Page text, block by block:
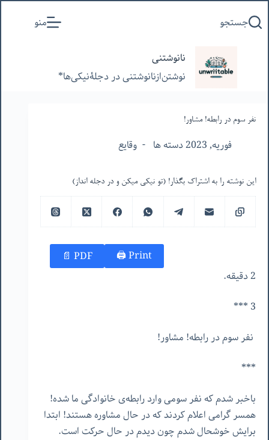
به
جستجو منو
نانوشتنی
نوشتن‌از‌نانوشتنی‌ در‌ دجلۀنیکی‌ها*
نفر سوم در رابطه! مشاور!
فوریه, 2023 دسته ها وقایع
این نوشته را به اشتراک بگذار! (تو نیکی میکن و در دجله انداز)
Print 🖨
PDF 📄
2 دقیقه.
3 ***
نفر سوم در رابطه! مشاور!
***
باخبر شدم که نفر سومی وارد رابطه‌ی خانوادگی ما شده!
همسر گرامی اعلام کردند که در حال مشاوره هستند! ابتدا
برایش خوشحال شدم چون دیدم در حال حرکت است.